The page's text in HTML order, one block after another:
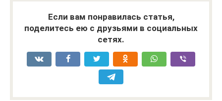
Если вам понравилась статья,
поделитесь ею с друзьями в социальных
сетях.